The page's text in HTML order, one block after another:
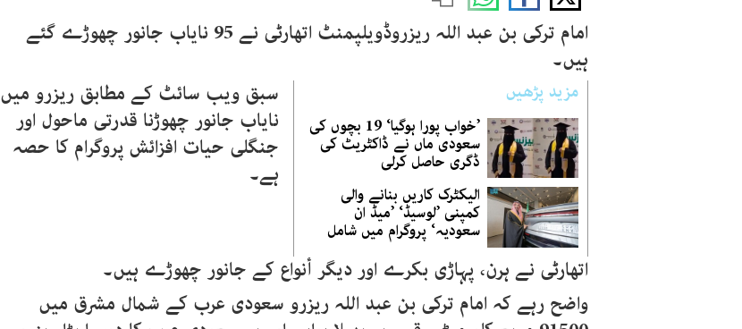
امام ترکی بن عبد اللہ ریزروڈویلپمنٹ اتھارٹی نے 95 نایاب جانور چھوڑے گئے
ہیں۔
مزید پڑھیں
’خواب پورا ہوگیا‘ 19 بچوں کی
سعودی ماں نے ڈاکٹریٹ کی
ڈگری حاصل کرلی
الیکٹرک کاریں بنانے والی
کمپنی ’لوسیڈ‘ ’میڈ ان
سعودیہ‘ پروگرام میں شامل
سبق ویب سائٹ کے مطابق ریزرو میں
نایاب جانور چھوڑنا قدرتی ماحول اور
جنگلی حیات افزائش پروگرام کا حصہ
ہے۔
اتھارٹی نے ہرن، پہاڑی بکرے اور دیگر أنواع کے جانور چھوڑے ہیں۔
واضح رہے کہ امام ترکی بن عبد اللہ ریزرو سعودی عرب کے شمال مشرق میں